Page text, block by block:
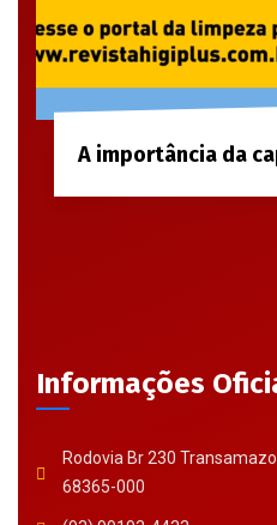
A importância da
Informações
Rodovia Br 230
68365-000